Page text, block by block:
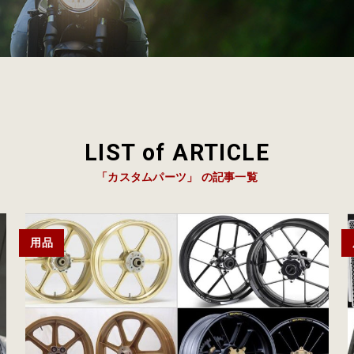
LIST of ARTICLE
「カスタムパーツ」 の記事一覧
用品